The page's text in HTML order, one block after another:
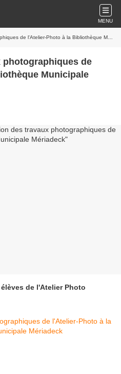
MENU
l'Atelier-Photo à la Bibliothèque Municipale Mériadeck
de
Municipale
de l'Atelier Photo